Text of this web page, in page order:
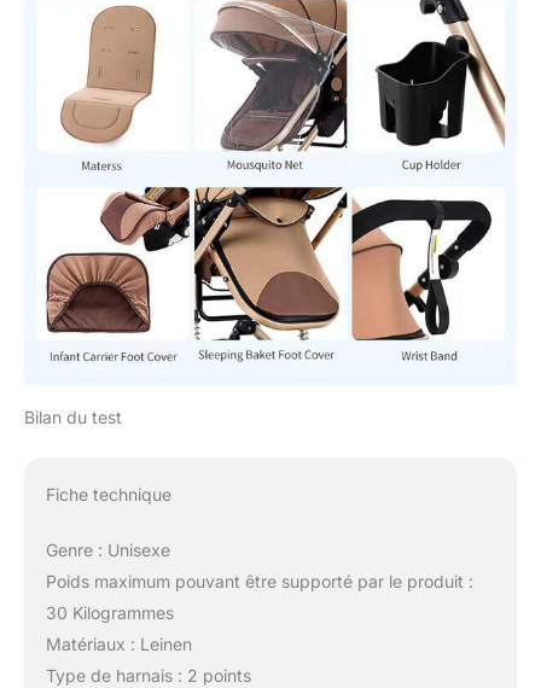
Bilan du test
Fiche technique
Genre : Unisexe
Poids maximum pouvant être supporté par le produit :
30 Kilogrammes
Matériaux : Leinen
Type de harnais : 2 points